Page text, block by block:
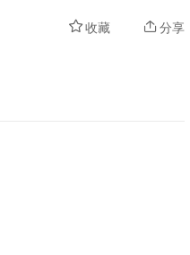
收藏 分享